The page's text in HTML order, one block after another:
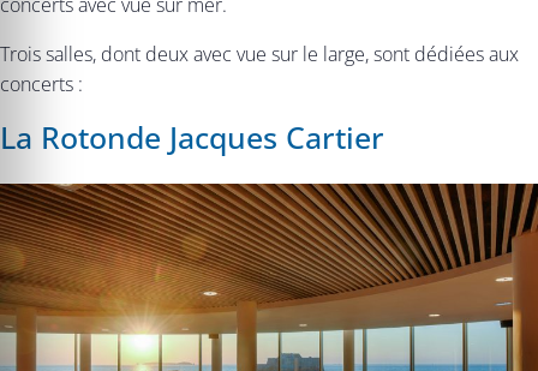
Trois salles, dont deux avec vue sur le large, sont dédiées aux
concerts :
La Rotonde Jacques Cartier